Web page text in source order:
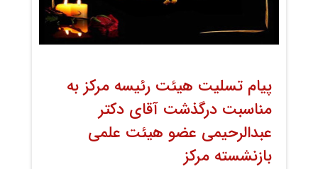
پیام تسلیت هیئت رئیسه مرکز به
مناسبت درگذشت آقای دکتر
عبدالرحیمی عضو هیئت علمی
بازنشسته مرکز